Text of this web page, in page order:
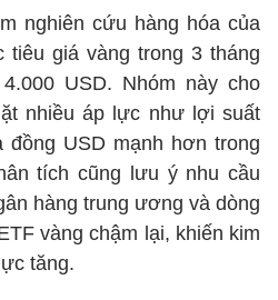
nghiên cứu hàng hóa của
tiêu giá vàng trong 3 tháng
USD. Nhóm này cho
nhiều áp lực như lợi suất
USD mạnh hơn trong
tích cũng lưu ý nhu cầu
hàng trung ương và dòng
vàng chậm lại, khiến kim
tăng.